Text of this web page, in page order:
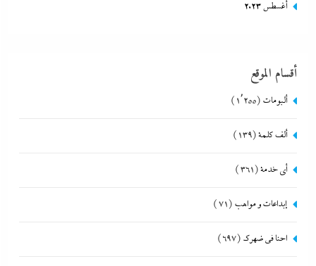
أغسطس 2023
أقسام الموقع
ألبومات (1٬255)
ألف كلمة(139)
أي خدمة(361)
إبداعات و مواهب (71)
احنا في ضهرك (697)